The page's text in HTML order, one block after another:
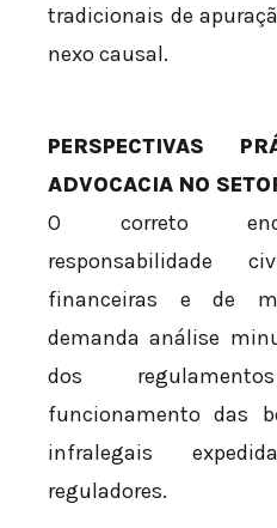
tradicionais de
nexo causal.
PERSPECTIVAS
ADVOCACIA NO
O correto
responsabilidade
financeiras e de
demanda análise
dos
funcionamento das
infralegais
reguladores.